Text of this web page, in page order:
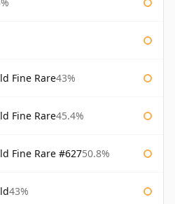
Fine Rare43%
Fine Rare45.4%
Fine Rare #62750.8%
43%